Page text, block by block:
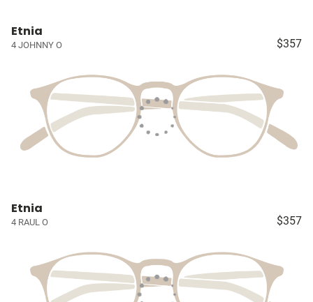
Etnia
4 JOHNNY O $357
Etnia
4 RAUL O $357